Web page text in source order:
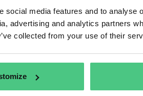
media features and to analyse
advertising and analytics partners
collected from your use of their
del
al interior de
| Directora de Marketing y
pero gran pregunta al comienzo de la